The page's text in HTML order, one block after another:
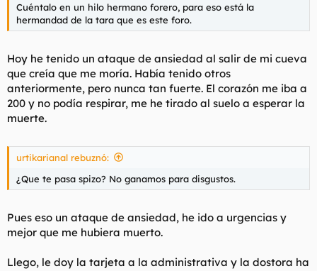
Cuéntalo en un hilo hermano forero, para eso está la
hermandad de la tara que es este foro.
Hoy he tenido un ataque de ansiedad al salir de mi cueva
que creía que me moría. Había tenido otros
anteriormente, pero nunca tan fuerte. El corazón me iba a
200 y no podía respirar, me he tirado al suelo a esperar la
muerte.
urtikarianal rebuznó:
¿Que te pasa spizo? No ganamos para disgustos.
Pues eso un ataque de ansiedad, he ido a urgencias y
mejor que me hubiera muerto.
Llego, le doy la tarjeta a la administrativa y la dostora ha